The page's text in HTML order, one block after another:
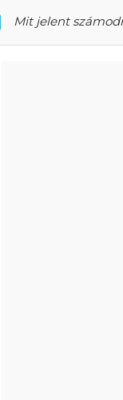
Mit jelent